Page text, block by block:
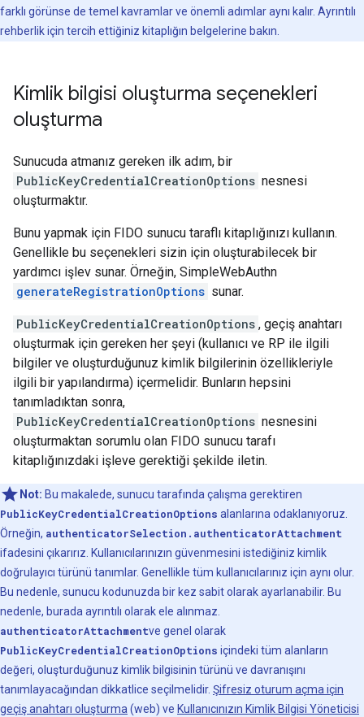
farklı görünse de temel kavramlar ve önemli adımlar aynı kalır. Ayrıntılı
rehberlik için tercih ettiğiniz kitaplığın belgelerine bakın.
Kimlik bilgisi oluşturma seçenekleri
oluşturma
Sunucuda atmanız gereken ilk adım, bir
PublicKeyCredentialCreationOptions nesnesi
oluşturmaktır.
Bunu yapmak için FIDO sunucu taraflı kitaplığınızı kullanın.
Genellikle bu seçenekleri sizin için oluşturabilecek bir
yardımcı işlev sunar. Örneğin, SimpleWebAuthn
generateRegistrationOptions sunar.
PublicKeyCredentialCreationOptions , geçiş anahtarı
oluşturmak için gereken her şeyi (kullanıcı ve RP ile ilgili
bilgiler ve oluşturduğunuz kimlik bilgilerinin özellikleriyle
ilgili bir yapılandırma) içermelidir. Bunların hepsini
tanımladıktan sonra,
PublicKeyCredentialCreationOptions nesnesini
oluşturmaktan sorumlu olan FIDO sunucu tarafı
kitaplığınızdaki işleve gerektiği şekilde iletin.
Not: Bu makalede, sunucu tarafında çalışma gerektiren
PublicKeyCredentialCreationOptions alanlarına odaklanıyoruz.
Örneğin, authenticatorSelection.authenticatorAttachment
ifadesini çıkarırız. Kullanıcılarınızın güvenmesini istediğiniz kimlik
doğrulayıcı türünü tanımlar. Genellikle tüm kullanıcılarınız için aynı olur.
Bu nedenle, sunucu kodunuzda bir kez sabit olarak ayarlanabilir. Bu
nedenle, burada ayrıntılı olarak ele alınmaz.
authenticatorAttachmentve genel olarak
PublicKeyCredentialCreationOptions içindeki tüm alanların
değeri, oluşturduğunuz kimlik bilgisinin türünü ve davranışını
tanımlayacağından dikkatlice seçilmelidir. Şifresiz oturum açma için
geçiş anahtarı oluşturma(web) ve Kullanıcınızın Kimlik Bilgisi Yöneticisi